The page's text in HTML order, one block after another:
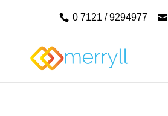
0 7121 / 9294977